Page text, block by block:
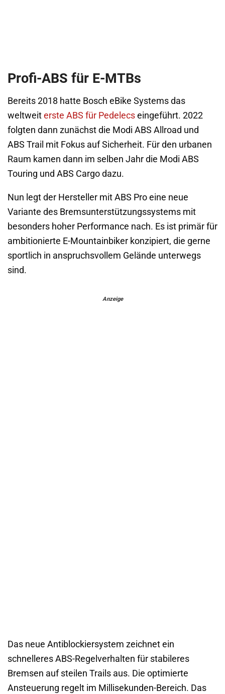
Profi-ABS für E-MTBs
Bereits 2018 hatte Bosch eBike Systems das
weltweit erste ABS für Pedelecs eingeführt. 2022
folgten dann zunächst die Modi ABS Allroad und
ABS Trail mit Fokus auf Sicherheit. Für den urbanen
Raum kamen dann im selben Jahr die Modi ABS
Touring und ABS Cargo dazu.
Nun legt der Hersteller mit ABS Pro eine neue
Variante des Bremsunterstützungssystems mit
besonders hoher Performance nach. Es ist primär für
ambitionierte E-Mountainbiker konzipiert, die gerne
sportlich in anspruchsvollem Gelände unterwegs
sind.
Anzeige
Das neue Antiblockiersystem zeichnet ein
schnelleres ABS-Regelverhalten für stabileres
Bremsen auf steilen Trails aus. Die optimierte
Ansteuerung regelt im Millisekunden-Bereich. Das